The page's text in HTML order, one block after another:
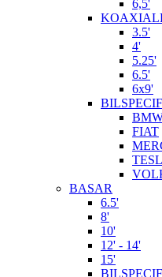
6,5'
3.5'
4'
5.25'
6.5'
6x9'
FIAT
BASAR
6.5'
8'
10'
12' - 14'
15'